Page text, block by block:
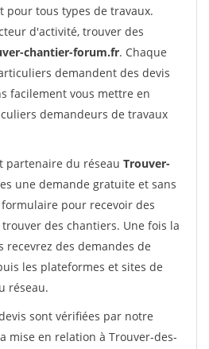
pour tous types de travaux.
d'activité, trouver des
chantier-forum.fr. Chaque
demandent des devis
facilement vous mettre en
demandeurs de travaux
partenaire du réseau Trouver-
une demande gratuite et sans
pour recevoir des
des chantiers. Une fois la
recevrez des demandes de
les plateformes et sites de
réseau.
sont vérifiées par notre
mise en relation à Trouver-des-